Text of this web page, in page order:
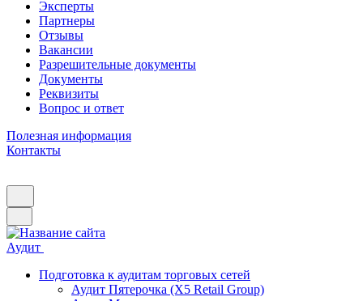
Эксперты
Партнеры
Отзывы
Вакансии
Разрешительные документы
Документы
Реквизиты
Вопрос и ответ
Полезная информация
Контакты
Аудит
Подготовка к аудитам торговых сетей
Аудит Пятерочка (X5 Retail Group)